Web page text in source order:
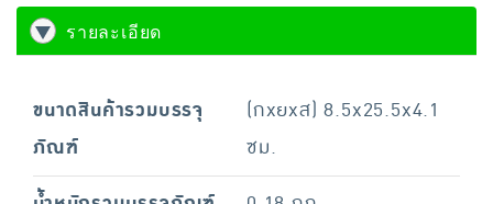
รายละเอียด
ขนาดสินค้ารวมบรรจุ
ภัณฑ์
(กxยxส) 8.5x25.5x4.1
ซม.